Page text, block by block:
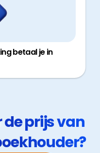
betaal je in
prijs van